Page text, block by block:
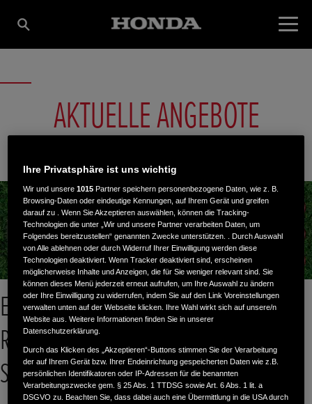
AKTUELLE ANGEBOTE
Exklusives Angebot für Miimo-
Rasenmäher –
Sichern Sie sich jetzt den Aktionspreis!
Ihre Privatsphäre ist uns wichtig
Wir und unsere1015 Partner speichern personenbezogene Daten, wie z. B.
Browsing-Daten oder eindeutige Kennungen, auf Ihrem Gerät und greifen
darauf zu . Wenn Sie Akzeptieren auswählen, können die Tracking-
Technologien die unter „Wir und unsere Partner verarbeiten Daten, um
Folgendes bereitzustellen“ genannten Zwecke unterstützen. . Durch Auswahl
von Alle ablehnen oder durch Widerruf Ihrer Einwilligung werden diese
Technologien deaktiviert. Wenn Tracker deaktiviert sind, erscheinen
möglicherweise Inhalte und Anzeigen, die für Sie weniger relevant sind. Sie
können dieses Menü jederzeit erneut aufrufen, um Ihre Auswahl zu ändern
oder Ihre Einwilligung zu widerrufen, indem Sie auf den Link Voreinstellungen
verwalten unten auf der Webseite klicken. Ihre Wahl wirkt sich auf unsere/n
Website aus. Weitere Informationen finden Sie in unserer
Datenschutzerklärung.
Durch das Klicken des „Akzeptieren“-Buttons stimmen Sie der Verarbeitung
der auf Ihrem Gerät bzw. Ihrer Endeinrichtung gespeicherten Daten wie z.B.
persönlichen Identifikatoren oder IP-Adressen für die benannten
Verarbeitungszwecke gem. § 25 Abs. 1 TTDSG sowie Art. 6 Abs. 1 lit. a
DSGVO zu. Beachten Sie, dass dabei auch eine Übermittlung in die USA durch